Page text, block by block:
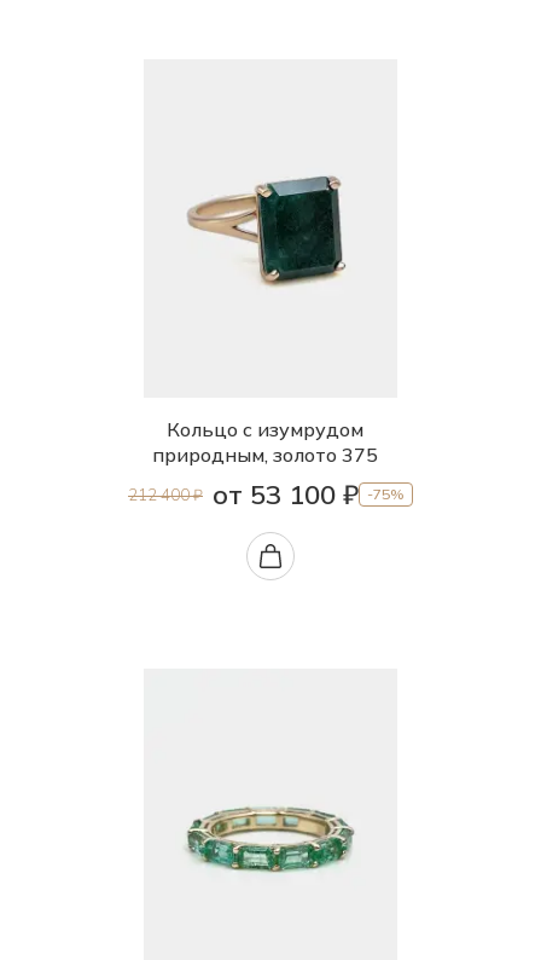
Кольцо с изумрудом
природным, золото 375
212 400 ₽ от 53 100 ₽ -75%